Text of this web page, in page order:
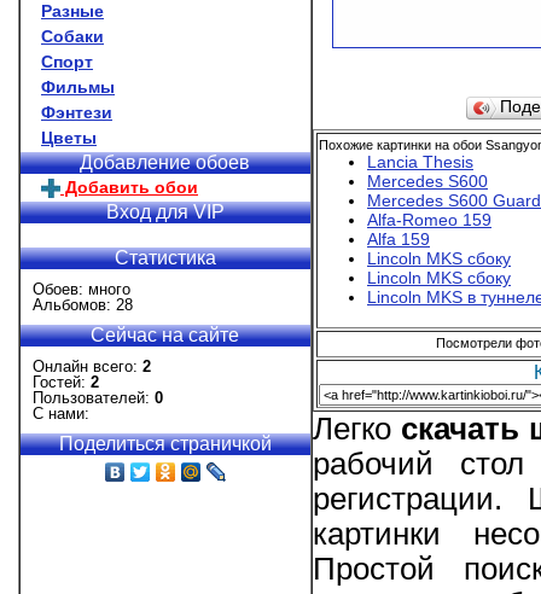
Разные
Собаки
Спорт
Фильмы
Фэнтези
Цветы
Добавление обоев
Добавить обои
Вход для VIP
Статистика
Обоев: много
Альбомов: 28
Сейчас на сайте
Онлайн всего: 2
Гостей: 2
Пользователей: 0
С нами:
Поделиться страничкой
Похожие картинки на обои
Lancia Thesis
Mercedes S600
Mercedes S600 Guard
Alfa-Romeo 159
Alfa 159
Lincoln MKS сбоку
Lincoln MKS сбоку
Lincoln MKS в
Посмотрели
Легко
рабочий
картинки
Простой